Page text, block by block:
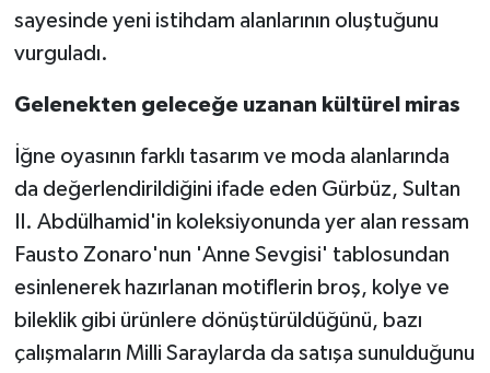
sayesinde yeni istihdam alanlarının oluştuğunu
vurguladı.
Gelenekten geleceğe uzanan kültürel miras
İğne oyasının farklı tasarım ve moda alanlarında
da değerlendirildiğini ifade eden Gürbüz, Sultan
II. Abdülhamid'in koleksiyonunda yer alan ressam
Fausto Zonaro'nun 'Anne Sevgisi' tablosundan
esinlenerek hazırlanan motiflerin broş, kolye ve
bileklik gibi ürünlere dönüştürüldüğünü, bazı
çalışmaların Milli Saraylarda da satışa sunulduğunu